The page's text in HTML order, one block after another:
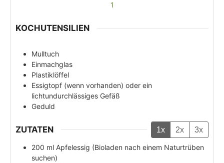
1
KOCHUTENSILIEN
Mulltuch
Einmachglas
Plastiklöffel
Essigtopf (wenn vorhanden) oder ein
lichtundurchlässiges Gefäß
Geduld
ZUTATEN 1x 2x 3x
200 ml Apfelessig (Bioladen nach einem Naturtrüben
suchen)